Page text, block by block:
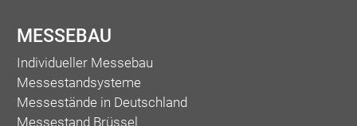
MESSEBAU
Individueller Messebau
Messestandsysteme
Messestände in Deutschland
Messestand Brüssel